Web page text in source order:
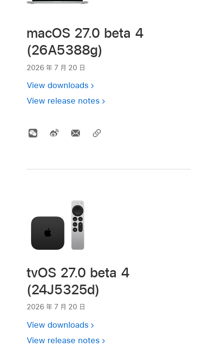
macOS 27.0 beta 4
(26A5388g)
2026 年 7 月 20 日
View downloads
View release notes
tvOS 27.0 beta 4
(24J5325d)
2026 年 7 月 20 日
View downloads
View release notes